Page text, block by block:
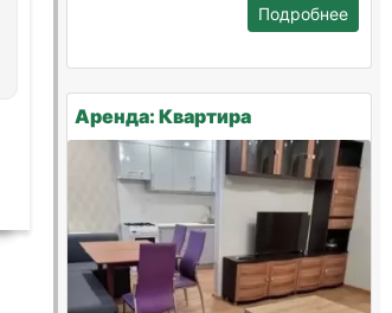
Подробнее
Аренда: Квартира